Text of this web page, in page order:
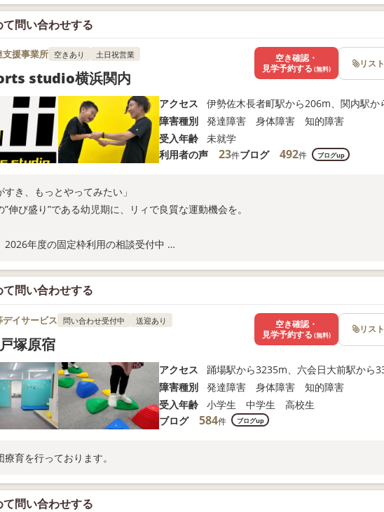
て問い合わせする
支援事業所 空きあり 土日祝営業
studio横浜関内
アクセス
伊勢佐木長者町駅から206m、関内駅か
障害種別
発達障害 身体障害 知的障害
受入年齢
未就学
利用者の声
23件ブログ 492件 ブログup
すき、もっとやってみたい」
”伸び盛り”である幼児期に、リィで良質な運動機会を。
年度の固定枠利用の相談受付中
体験随時実施中
たはWEB問い合わせにてお問い合わせください。
空き確認・
見学予約する (無料) リス
て問い合わせする
イサービス 問い合わせ受付中 送迎あり
塚原宿
アクセス
踊場駅から3235m、六会日大前駅から
障害種別
発達障害 身体障害 知的障害
受入年齢
小学生 中学生 高校生
ブログ
584件 ブログup
療育を行っております。
空き確認・
見学予約する (無料) リス
て問い合わせする